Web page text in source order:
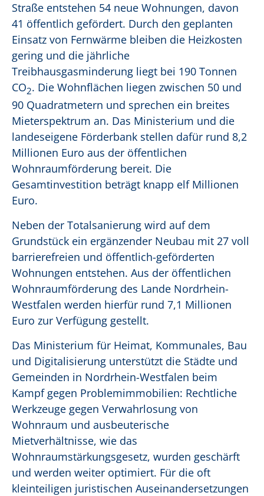
Straße entstehen 54 neue Wohnungen, davon
41 öffentlich gefördert. Durch den geplanten
Einsatz von Fernwärme bleiben die Heizkosten
gering und die jährliche
Treibhausgasminderung liegt bei 190 Tonnen
CO2. Die Wohnflächen liegen zwischen 50 und
90 Quadratmetern und sprechen ein breites
Mieterspektrum an. Das Ministerium und die
landeseigene Förderbank stellen dafür rund 8,2
Millionen Euro aus der öffentlichen
Wohnraumförderung bereit. Die
Gesamtinvestition beträgt knapp elf Millionen
Euro.
Neben der Totalsanierung wird auf dem
Grundstück ein ergänzender Neubau mit 27 voll
barrierefreien und öffentlich-geförderten
Wohnungen entstehen. Aus der öffentlichen
Wohnraumförderung des Lande Nordrhein-
Westfalen werden hierfür rund 7,1 Millionen
Euro zur Verfügung gestellt.
Das Ministerium für Heimat, Kommunales, Bau
und Digitalisierung unterstützt die Städte und
Gemeinden in Nordrhein-Westfalen beim
Kampf gegen Problemimmobilien: Rechtliche
Werkzeuge gegen Verwahrlosung von
Wohnraum und ausbeuterische
Mietverhältnisse, wie das
Wohnraumstärkungsgesetz, wurden geschärft
und werden weiter optimiert. Für die oft
kleinteiligen juristischen Auseinandersetzungen